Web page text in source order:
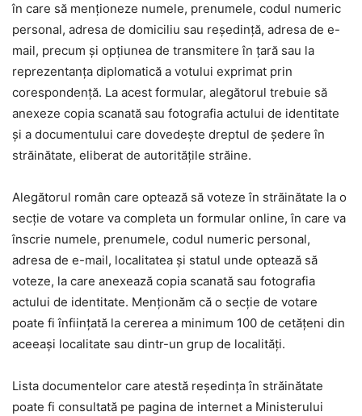
în care să menționeze numele, prenumele, codul numeric
personal, adresa de domiciliu sau reşedinţă, adresa de e-
mail, precum şi opţiunea de transmitere în ţară sau la
reprezentanţa diplomatică a votului exprimat prin
corespondenţă. La acest formular, alegătorul trebuie să
anexeze copia scanată sau fotografia actului de identitate
şi a documentului care dovedeşte dreptul de şedere în
străinătate, eliberat de autorităţile străine.
Alegătorul român care optează să voteze în străinătate la o
secție de votare va completa un formular online, în care va
înscrie numele, prenumele, codul numeric personal,
adresa de e-mail, localitatea şi statul unde optează să
voteze, la care anexează copia scanată sau fotografia
actului de identitate. Menționăm că o secție de votare
poate fi înființată la cererea a minimum 100 de cetățeni din
aceeași localitate sau dintr-un grup de localități.
Lista documentelor care atestă reședința în străinătate
poate fi consultată pe pagina de internet a Ministerului